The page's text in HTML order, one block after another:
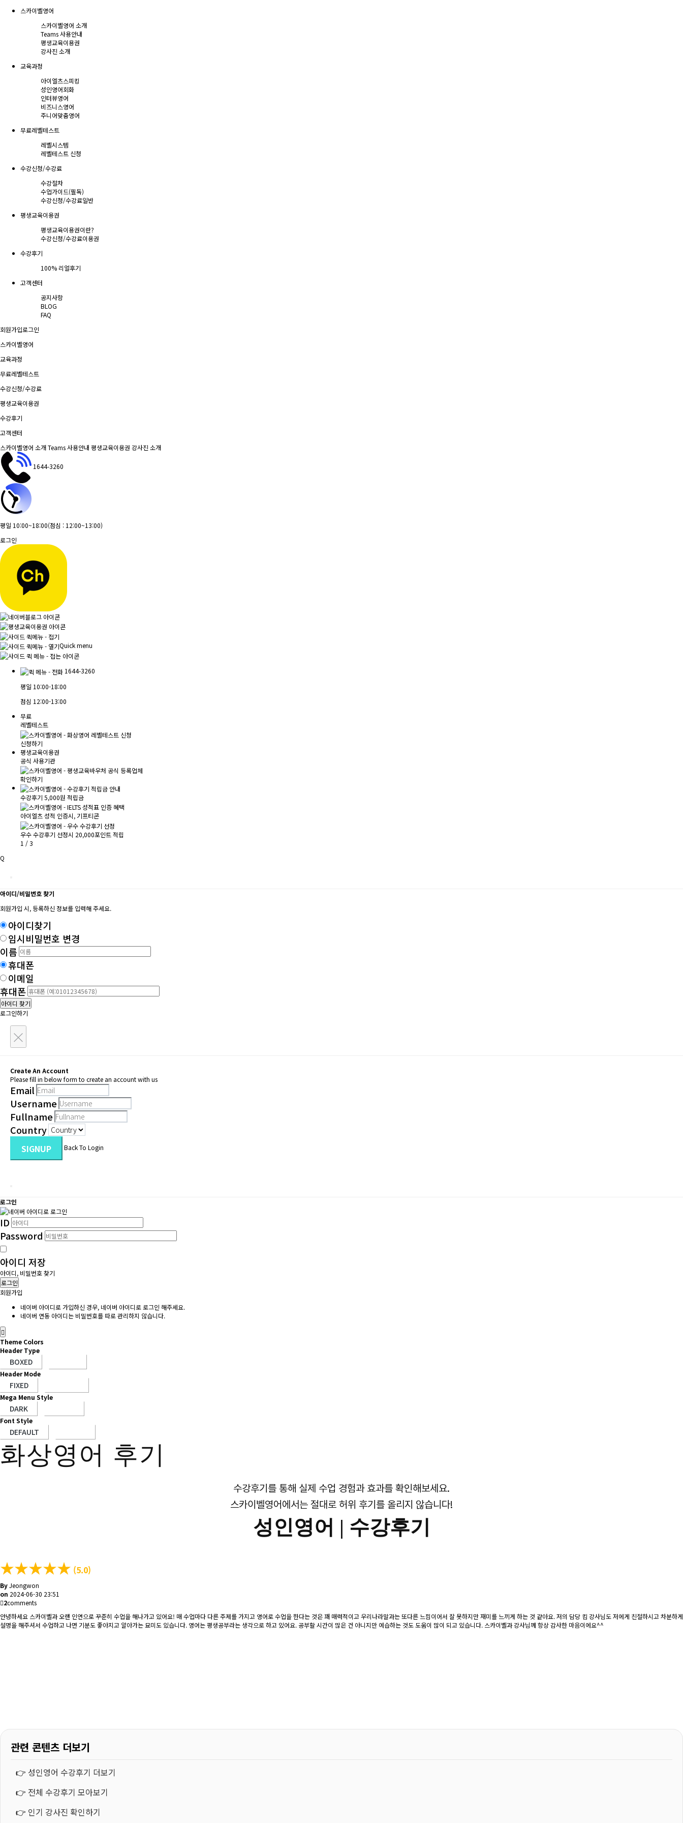
스카이벨영어
스카이벨영어 소개
Teams 사용안내
평생교육이용권
강사진 소개
교육과정
아이엘츠스피킹
성인영어회화
인터뷰영어
비즈니스영어
주니어맞춤영어
무료레벨테스트
레벨시스템
레벨테스트 신청
수강신청/수강료
수강절차
수업가이드(필독)
수강신청/수강료일반
평생교육이용권
평생교육이용권이란?
수강신청/수강료이용권
수강후기
100% 리얼후기
고객센터
공지사항
BLOG
FAQ
회원가입로그인
스카이벨영어
교육과정
무료레벨테스트
수강신청/수강료
평생교육이용권
수강후기
고객센터
스카이벨영어 소개Teams 사용안내 평생교육이용권 강사진 소개
1644-3260
평일 10:00~18:00(점심 : 12:00~13:00)
로그인
Quick menu
1644-3260
평일 10:00-18:00
점심 12:00-13:00
무료
레벨테스트
신청하기
평생교육이용권
공식 사용기관
확인하기
수강후기 5,000원 적립금
아이엘츠 성적 인증시, 기프티콘
우수 수강후기 선정시 20,000포인트 적립
1 /3
Q
아이디/비밀번호 찾기
회원가입 시, 등록하신 정보를 입력해 주세요.
아이디찾기
임시비밀번호 변경
이름
휴대폰
이메일
휴대폰
아이디 찾기
로그인하기
×
Create An Account
Please fill in below form to create an account with us
Email
Username
Fullname
Country
SIGNUP Back To Login
로그인
ID
Password
아이디 저장
아이디, 비밀번호 찾기
로그인
회원가입
네이버 아이디로 가입하신 경우, 네이버 아이디로 로그인 해주세요.
네이버 연동 아이디는 비밀번호를 따로 관리하지 않습니다.
Theme Colors
Header Type
Header Mode
Mega Menu Style
Font Style
화상영어 후기
수강후기를 통해 실제 수업 경험과 효과를 확인해보세요.
스카이벨영어에서는 절대로 허위 후기를 올리지 않습니다!
성인영어 | 수강후기
★★★★★ (5.0)
ByJeongwon
on 2024-06-30 23:51
2comments
안녕하세요 스카이벨과 오랜 인연으로 꾸준히 수업을 해나가고 있어요! 매 수업마다 다른 주제를 가지고 영어로 수업을 한다는 것은 꽤 매력적이고 우리나라말과는 또다른 느낌이어서 잘 못하지만 재미를 느끼게 하는 것 같아요. 저의 담당 킴 강사님도 저에게 친절하시고 차분하게
설명을 해주셔서 수업하고 나면 기분도 좋아지고 알아가는 묘미도 있습니다. 영어는 평생공부라는 생각으로 하고 있어요. 공부할 시간이 많은 건 아니지만 예습하는 것도 도움이 많이 되고 있습니다. 스카이벨과 강사님께 항상 감사한 마음이에요^^
관련 콘텐츠 더보기
👉 성인영어 수강후기 더보기
👉 전체 수강후기 모아보기
👉 인기 강사진 확인하기